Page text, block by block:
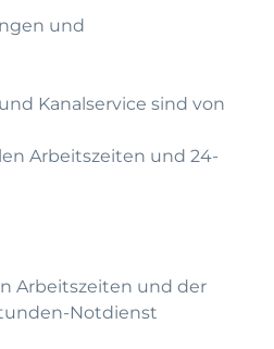
und
Kanalservice sind von
Arbeitszeiten und 24-
Arbeitszeiten und der
Notdienst